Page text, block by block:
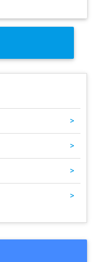
>
>
>
>